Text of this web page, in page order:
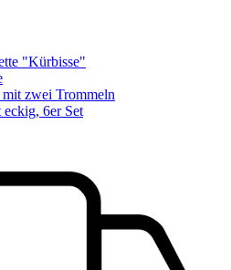
"Kürbisse"
zwei Trommeln
6er Set